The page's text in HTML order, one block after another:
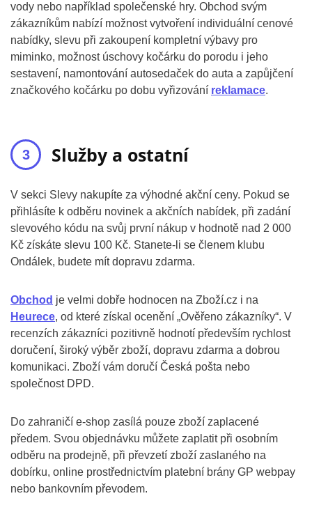
vody nebo například společenské hry. Obchod svým
zákazníkům nabízí možnost vytvoření individuální cenové
nabídky, slevu při zakoupení kompletní výbavy pro
miminko, možnost úschovy kočárku do porodu i jeho
sestavení, namontování autosedaček do auta a zapůjčení
značkového kočárku po dobu vyřizování reklamace.
Služby a ostatní
V sekci Slevy nakupíte za výhodné akční ceny. Pokud se
přihlásíte k odběru novinek a akčních nabídek, při zadání
slevového kódu na svůj první nákup v hodnotě nad 2 000
Kč získáte slevu 100 Kč. Stanete-li se členem klubu
Ondálek, budete mít dopravu zdarma.
Obchod je velmi dobře hodnocen na Zboží.cz i na
Heurece, od které získal ocenění „Ověřeno zákazníky“. V
recenzích zákazníci pozitivně hodnotí především rychlost
doručení, široký výběr zboží, dopravu zdarma a dobrou
komunikaci. Zboží vám doručí Česká pošta nebo
společnost DPD.
Do zahraničí e-shop zasílá pouze zboží zaplacené
předem. Svou objednávku můžete zaplatit při osobním
odběru na prodejně, při převzetí zboží zaslaného na
dobírku, online prostřednictvím platební brány GP webpay
nebo bankovním převodem.